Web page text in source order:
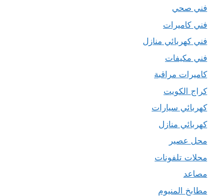
فني صحي
فني كاميرات
فني كهربائي منازل
فني مكيفات
كاميرات مراقبة
كراج الكويت
كهربائي سيارات
كهربائي منازل
محل عصير
محلات تلفونات
مصاعد
مطابخ المنيوم